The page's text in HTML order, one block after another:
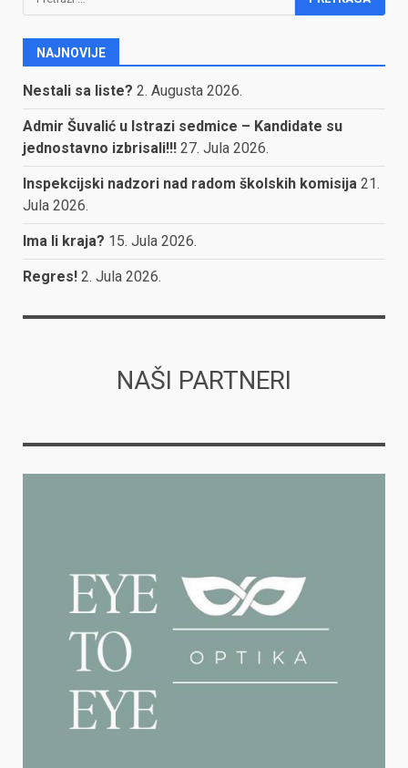
NAJNOVIJE
Nestali sa liste? 2. Augusta 2026.
Admir Šuvalić u Istrazi sedmice – Kandidate su
jednostavno izbrisali!!! 27. Jula 2026.
Inspekcijski nadzori nad radom školskih komisija 21.
Jula 2026.
Ima li kraja? 15. Jula 2026.
Regres! 2. Jula 2026.
NAŠI PARTNERI